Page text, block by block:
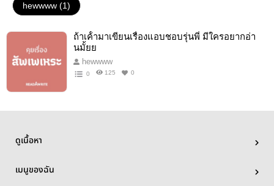
hewwww (1)
ถ้าเค้้ามาเขียนเรื่องแอบชอบรุ่นพี่ มีใครอยากอ่า
นมั้ยย
hewwww
0 125 0
ดูเนื้อหา
เมนูของฉัน